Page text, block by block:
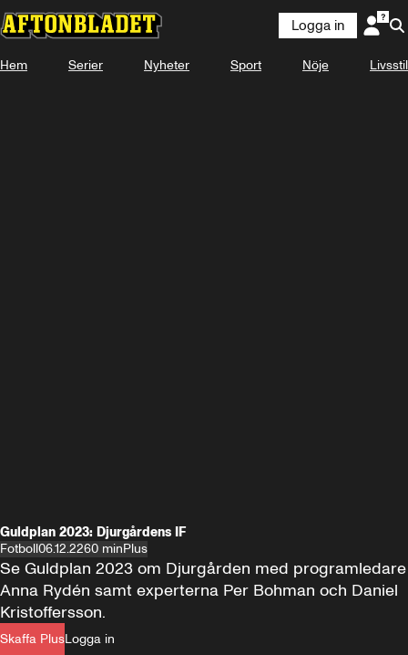
Logga in
Hem Serier Nyheter Sport Nöje Livsstil
Guldplan 2023: Djurgårdens IF
Fotboll06.12.2260 minPlus
Skaffa PlusLogga in
Se Guldplan 2023 om Djurgården med programledare
Anna Rydén samt experterna Per Bohman och Daniel
Kristoffersson.